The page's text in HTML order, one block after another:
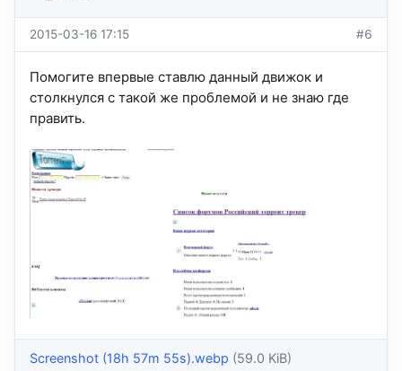
2015-03-16 17:15 #6
Помогите впервые ставлю данный движок и
столкнулся с такой же проблемой и не знаю где
править.
Screenshot (18h 57m 55s).webp (59.0 KiB)